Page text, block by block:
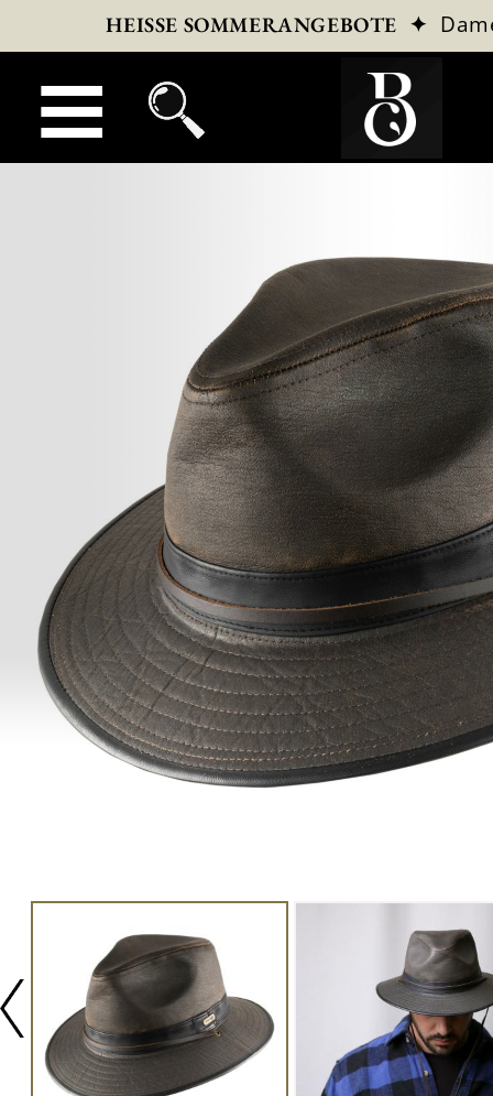
HEISSE SOMMERANGEBOTE ✦